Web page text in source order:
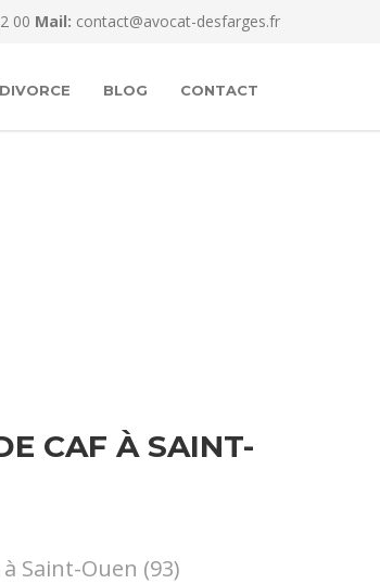
00 Mail: contact@avocat-desfarges.fr
DIVORCE BLOG CONTACT
CAF À SAINT-
Saint-Ouen (93)